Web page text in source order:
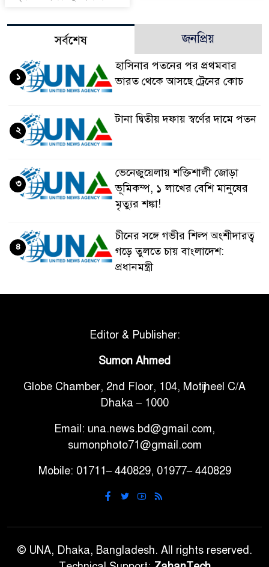
সর্বশেষ জনপ্রিয়
হাসিনার পতনের পর প্রথমবার
ভারত থেকে আসছে ট্রেনের কোচ
১
টানা দ্বিতীয় দফায় স্বর্ণের দামে পতন
২
ভেনেজুয়েলায় শক্তিশালী জোড়া
ভূমিকম্প, ১ লাখের বেশি মানুষের
মৃত্যুর শঙ্কা!
৩
চীনের সঙ্গে গভীর শিল্প অংশীদারত্ব
গড়ে তুলতে চায় বাংলাদেশ:
প্রধানমন্ত্রী
৪
টানা ৩ ম্যাচে গোল ভিনির, ইতিহাস
বলছে বিশ্বকাপ জিতবে ব্রাজিল
সরকারি ৩শ কেজি বই বিক্রির
অভিযোগ মাদ্রাসা সুপারের বিরুদ্ধে
পরিবর্তনে কঠোর নির্দেশনা
সমানভাবে লড়াই চালিয়ে যেতে হবে:
নাহিদ
Editor & Publisher:
Sumon Ahmed
Globe Chamber, 2nd Floor, 104, Motijheel C/A
Dhaka – 1000
Email: una.news.bd@gmail.com,
sumonphoto71@gmail.com
Mobile: 01711– 440829, 01977– 440829
© UNA, Dhaka, Bangladesh. All rights reserved.